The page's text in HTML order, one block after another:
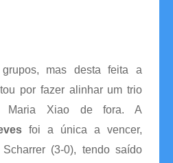
mas desta feita a
por fazer alinhar um trio
Maria Xiao de fora. A
foi a única a vencer,
(3-0), tendo saído